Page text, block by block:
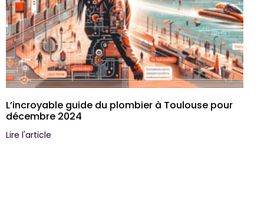
L’incroyable guide du plombier à Toulouse pour
décembre 2024
Lire l'article